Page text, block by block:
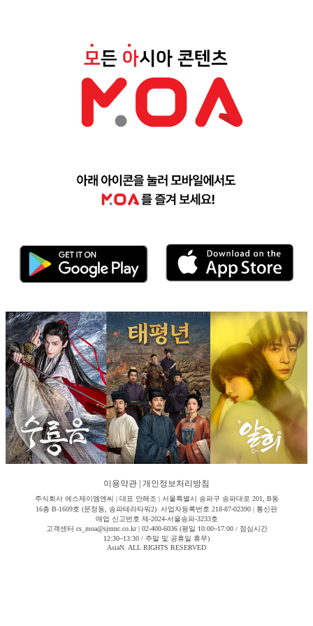
이용약관 개인정보처리방침
주식회사 에스제이엠엔씨 | 대표 안해조 | 서울특별시 송파구 송파대로 201, B동
16층 B-1609호 (문정동, 송파테라타워2) 사업자등록번호 218-87-02390 | 통신판
매업 신고번호 제-2024-서울송파-3233호
고객센터 cs_moa@sjmnc.co.kr | 02-400-6036 (평일 10:00~17:00 / 점심시간
12:30~13:30 / 주말 및 공휴일 휴무)
AsiaN. ALL RIGHTS RESERVED